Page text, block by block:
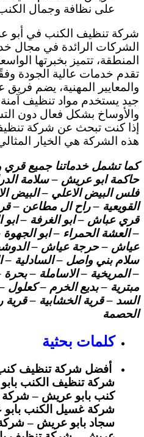
على نظافة وجمال
شركة تنظيف الكنب في أبو
الشركات الرائدة في مجال
المنطقة، تتميز بخبرتها
تقدم خدمات عالية الجودة
والمعايير المهنية، يضم
جيد يستخدم مواد تنظيف آمنة
والأوساخ بشكل فعال دون
إذا كنت تبحث عن شركة
هذه الشركة هي الخيار
كما تشمل خدماتنا جميع
حاكمة ابو عريش – سلامة
فلس البيض الاعلي – البيض
القويعية – راح ال مطاعن –
قري عباش – ابو الغرفة –
– العشة الحمراء – ابو
عياش – حرجة عياش –
سلام بني واصل – السادلية –
– المريخية – الاساملة –
مبترية – بديع الخرم –
السد – قرية الخشابية –
الحصمة
كلمات بحثية
أفضل شركة تنظيف
شركة تنظيف الكنب
كنب بابو عريش –
شركة غسيل الكنب
سجاد بابو عريش –